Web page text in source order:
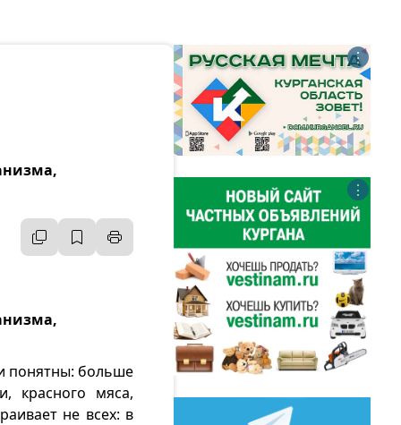
понятны: больше
красного мяса,
не всех: в
⋮
⋮